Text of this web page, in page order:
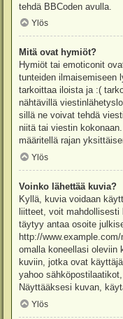
tehdä BBCoden avulla.
Ylös
Mitä ovat hymiöt?
Hymiöt tai emoticonit
tunteiden ilmaisemiseen
tarkoittaa iloista ja :(
nähtävillä
sillä ne voivat tehdä
niitä tai viestin
määritellä rajan
Ylös
Voinko lähettää kuvia?
Kyllä, kuvia voidaan
liitteet, voit
täytyy antaa osoite
http://
omalla koneellasi oleviin
kuviin, jotka ovat
yahoo
Näyttääksesi kuvan,
Ylös